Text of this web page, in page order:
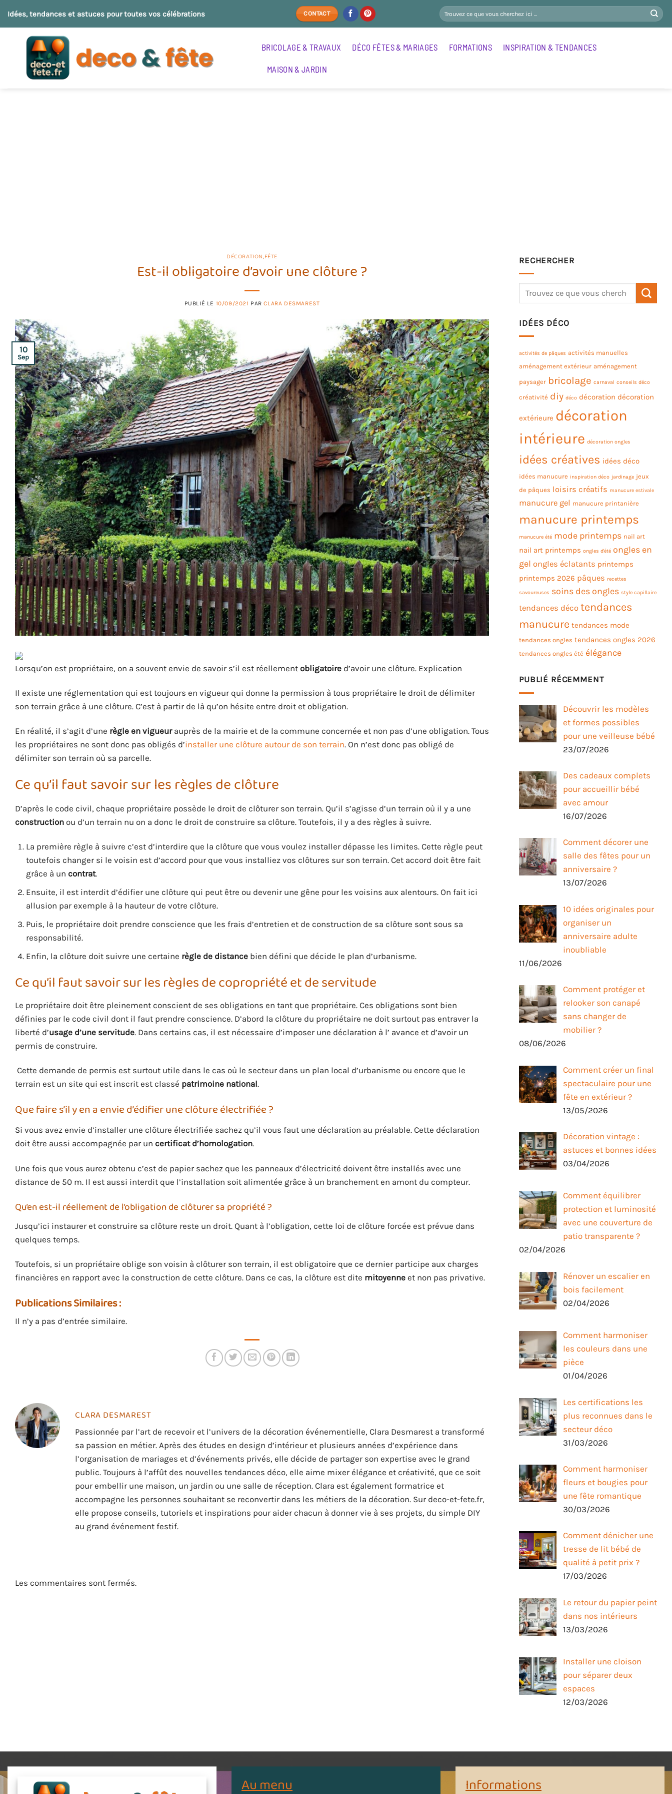
au
Idées, tendances et astuces pour toutes vos célébrations CONTACT
BRICOLAGE & TRAVAUX DÉCO FÊTES & MARIAGES FORMATIONS INSPIRATION & TENDANCES
MAISON & JARDIN
DÉCORATION,FÊTE
Est-il obligatoire d’avoir une clôture ?
PUBLIÉ LE 10/09/2021 PARCLARA DESMAREST
10
Sep
Lorsqu’on est propriétaire, on a souvent envie de savoir s’il est réellement obligatoire d’avoir une clôture. Explication
Il existe une réglementation qui est toujours en vigueur qui donne la permission à tous propriétaire le droit de délimiter
son terrain grâce à une clôture. C’est à partir de là qu’on hésite entre droit et obligation.
En réalité, il s’agit d’une règle en vigueur auprès de la mairie et de la commune concernée et non pas d’une obligation. Tous
les propriétaires ne sont donc pas obligés d’installer une clôture autour de son terrain. On n’est donc pas obligé de
délimiter son terrain où sa parcelle.
Ce qu’il faut savoir sur les règles de clôture
D’après le code civil, chaque propriétaire possède le droit de clôturer son terrain. Qu’il s’agisse d’un terrain où il y a une
construction ou d’un terrain nu on a donc le droit de construire sa clôture. Toutefois, il y a des règles à suivre.
La première règle à suivre c’est d’interdire que la clôture que vous voulez installer dépasse les limites. Cette règle peut
toutefois changer si le voisin est d’accord pour que vous installiez vos clôtures sur son terrain. Cet accord doit être fait
grâce à uncontrat.
Ensuite, il est interdit d’édifier une clôture qui peut être ou devenir une gêne pour les voisins aux alentours. On fait ici
allusion par exemple à la hauteur de votre clôture.
Puis, le propriétaire doit prendre conscience que les frais d’entretien et de construction de sa clôture sont sous sa
responsabilité.
Enfin, la clôture doit suivre une certaine règle de distance bien défini que décide le plan d’urbanisme.
Ce qu’il faut savoir sur les règles de copropriété et de servitude
Le propriétaire doit être pleinement conscient de ses obligations en tant que propriétaire. Ces obligations sont bien
définies par le code civil dont il faut prendre conscience. D’abord la clôture du propriétaire ne doit surtout pas entraver la
liberté d’usage d’une servitude. Dans certains cas, il est nécessaire d’imposer une déclaration à l’ avance et d’avoir un
permis de construire.
Cette demande de permis est surtout utile dans le cas où le secteur dans un plan local d’urbanisme ou encore que le
terrain est un site qui est inscrit est classé patrimoine national.
Que faire s’il y en a envie d’édifier une clôture électrifiée ?
Si vous avez envie d’installer une clôture électrifiée sachez qu’il vous faut une déclaration au préalable. Cette déclaration
doit être aussi accompagnée par un certificat d’homologation.
Une fois que vous aurez obtenu c’est de papier sachez que les panneaux d’électricité doivent être installés avec une
distance de 50 m. Il est aussi interdit que l’installation soit alimentée grâce à un branchement en amont du compteur.
Qu’en est-il réellement de l’obligation de clôturer sa propriété ?
Jusqu’ici instaurer et construire sa clôture reste un droit. Quant à l’obligation, cette loi de clôture forcée est prévue dans
quelques temps.
Toutefois, si un propriétaire oblige son voisin à clôturer son terrain, il est obligatoire que ce dernier participe aux charges
financières en rapport avec la construction de cette clôture. Dans ce cas, la clôture est dite mitoyenne et non pas privative.
Publications Similaires :
Il n’y a pas d’entrée similaire.
CLARA DESMAREST
Passionnée par l’art de recevoir et l’univers de la décoration événementielle, Clara Desmarest a transformé
sa passion en métier. Après des études en design d’intérieur et plusieurs années d’expérience dans
l’organisation de mariages et d’événements privés, elle décide de partager son expertise avec le grand
public. Toujours à l’affût des nouvelles tendances déco, elle aime mixer élégance et créativité, que ce soit
pour embellir une maison, un jardin ou une salle de réception. Clara est également formatrice et
accompagne les personnes souhaitant se reconvertir dans les métiers de la décoration. Sur deco-et-fete.fr,
elle propose conseils, tutoriels et inspirations pour aider chacun à donner vie à ses projets, du simple DIY
au grand événement festif.
Les commentaires sont fermés.
RECHERCHER
IDÉES DÉCO
activités de pâques activités manuelles
aménagement extérieur aménagement
paysager bricolage carnaval conseils déco
créativité diy déco décoration décoration
extérieure décoration
intérieure décoration ongles
idées créatives idées déco
idées manucure inspiration déco jardinage jeux
de pâques loisirs créatifs manucure estivale
manucure gel manucure printanière
manucure printemps
manucure été mode printemps nail art
nail art printemps ongles d'été ongles en
gel ongles éclatants printemps
printemps 2026 pâques recettes
savoureuses soins des ongles style capillaire
tendances déco tendances
manucure tendances mode
tendances ongles tendances ongles 2026
tendances ongles été élégance
PUBLIÉ RÉCEMMENT
Découvrir les modèles
et formes possibles
pour une veilleuse bébé
23/07/2026
Des cadeaux complets
pour accueillir bébé
avec amour
16/07/2026
Comment décorer une
salle des fêtes pour un
anniversaire ?
13/07/2026
10 idées originales pour
organiser un
anniversaire adulte
inoubliable
11/06/2026
Comment protéger et
relooker son canapé
sans changer de
mobilier ?
08/06/2026
Comment créer un final
spectaculaire pour une
fête en extérieur ?
13/05/2026
Décoration vintage :
astuces et bonnes idées
03/04/2026
Comment équilibrer
protection et luminosité
avec une couverture de
patio transparente ?
02/04/2026
Rénover un escalier en
bois facilement
02/04/2026
Comment harmoniser
les couleurs dans une
pièce
01/04/2026
Les certifications les
plus reconnues dans le
secteur déco
31/03/2026
Comment harmoniser
fleurs et bougies pour
une fête romantique
30/03/2026
Comment dénicher une
tresse de lit bébé de
qualité à petit prix ?
17/03/2026
Le retour du papier peint
dans nos intérieurs
13/03/2026
Installer une cloison
pour séparer deux
espaces
12/03/2026
Au menu Informations